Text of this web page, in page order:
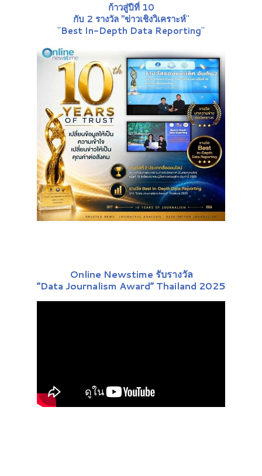
ก้าวสู่ปีที่ 10
กับ 2 รางวัล "ข่าวเชิงวิเคราะห์"
"Best In-Depth Data Reporting"
Online Newstime รับรางวัล
“Data Journalism Award” Thailand 2025